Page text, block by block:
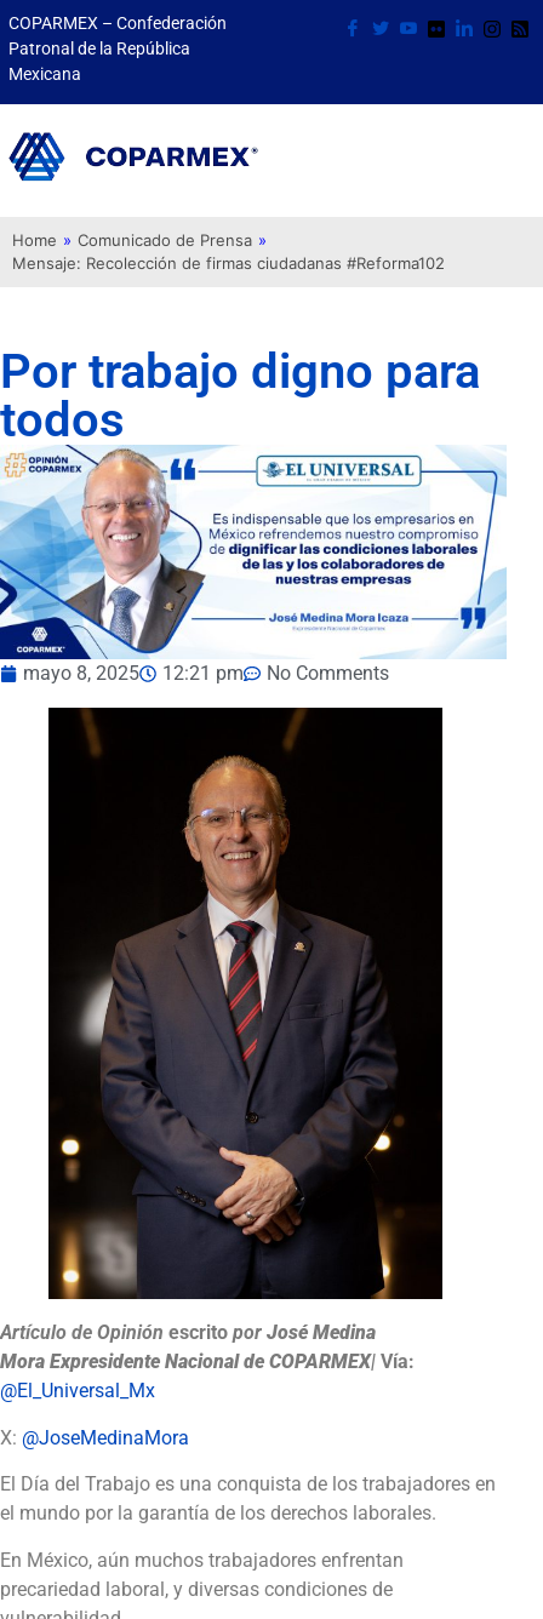
COPARMEX – Confederación
Patronal de la República
Mexicana
Home » Comunicado de Prensa »
Mensaje: Recolección de firmas ciudadanas #Reforma102
Por trabajo digno para
todos
mayo 8, 2025 12:21 pm No Comments
Artículo de Opinión escrito por José Medina
Mora Expresidente Nacional de COPARMEX| Vía:
@El_Universal_Mx
X: @JoseMedinaMora
El Día del Trabajo es una conquista de los trabajadores en
el mundo por la garantía de los derechos laborales.
En México, aún muchos trabajadores enfrentan
precariedad laboral, y diversas condiciones de